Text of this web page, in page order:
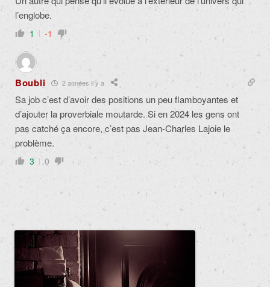
l’englobe.
1 -1
Boubli 2 années il y a
Sa job c’est d’avoir des positions un peu flamboyantes et
d’ajouter la proverbiale moutarde. Si en 2024 les gens ont
pas catché ça encore, c’est pas Jean-Charles Lajoie le
problème.
3 0